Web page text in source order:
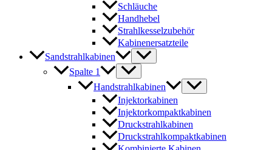
Schläuche
Handhebel
Strahlkesselzubehör
Kabinenersatzteile
Sandstrahlkabinen
Spalte 1
Handstrahlkabinen
Injektorkabinen
Injektorkompaktkabinen
Druckstrahlkabinen
Druckstrahlkompaktkabinen